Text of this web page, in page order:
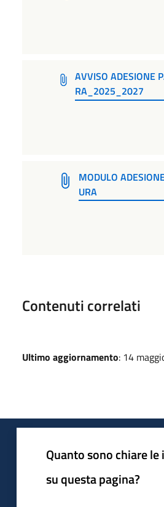
AVVISO ADESIONE
RA_2025_2027
MODULO
URA
Contenuti correlati
Ultimo aggiornamento: 14
Quanto sono chiare
su questa pagina?